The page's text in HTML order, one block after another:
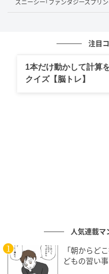
を開催。
期間中は、今回の企画の
がSHIBUYA109渋谷店の
レゼント、フォトスポッ
盛りだくさんです☆
ズニーシー｢ファンタジースプリ
注目
1本だけ動かして計算
クイズ【脳トレ】
人気連載マ
「朝からど
どもの習い